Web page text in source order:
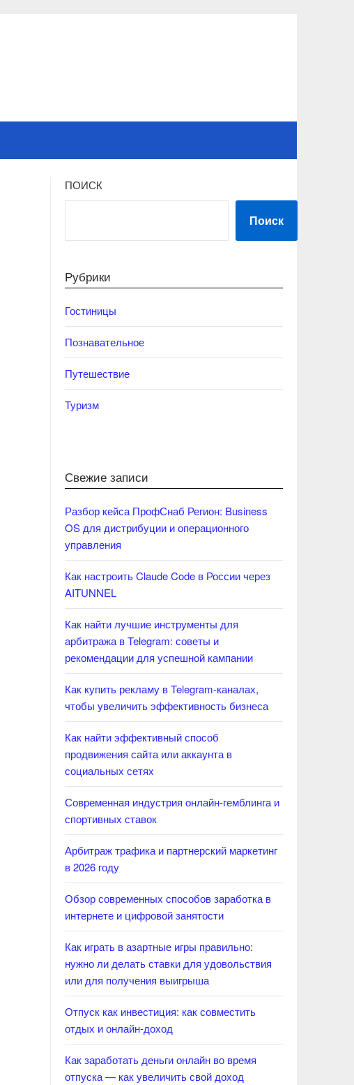
ПОИСК
Поиск
Рубрики
Гостиницы
Познавательное
Путешествие
Туризм
Свежие записи
Разбор кейса ПрофСнаб Регион: Business
OS для дистрибуции и операционного
управления
Как настроить Claude Code в России через
AITUNNEL
Как найти лучшие инструменты для
арбитража в Telegram: советы и
рекомендации для успешной кампании
Как купить рекламу в Telegram-каналах,
чтобы увеличить эффективность бизнеса
Как найти эффективный способ
продвижения сайта или аккаунта в
социальных сетях
Современная индустрия онлайн-гемблинга и
спортивных ставок
Арбитраж трафика и партнерский маркетинг
в 2026 году
Обзор современных способов заработка в
интернете и цифровой занятости
Как играть в азартные игры правильно:
нужно ли делать ставки для удовольствия
или для получения выигрыша
Отпуск как инвестиция: как совместить
отдых и онлайн-доход
Как заработать деньги онлайн во время
отпуска — как увеличить свой доход